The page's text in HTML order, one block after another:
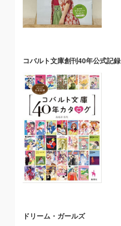
コバルト文庫創刊40年公式記録
ドリーム・ガールズ